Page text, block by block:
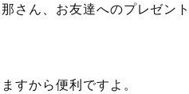
さん、お友達へのプレゼント
すから便利ですよ。